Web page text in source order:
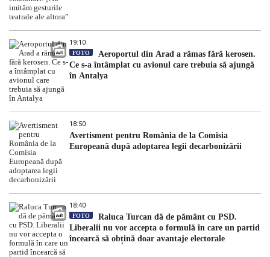
19:10
FOTO
Aeroportul din Arad a rămas fără kerosen.
Ce s-a întâmplat cu avionul care trebuia să ajungă
în Antalya
18:50
Avertisment pentru România de la Comisia
Europeană după adoptarea legii decarbonizării
18:40
FOTO
Raluca Turcan dă de pământ cu PSD.
Liberalii nu vor accepta o formulă în care un partid
încearcă să obțină doar avantaje electorale